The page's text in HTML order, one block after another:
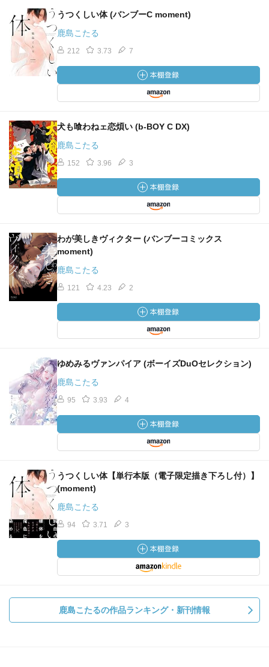
うつくしい体 (バンブーC moment)
鹿島こたる
212 3.73 7
犬も喰わねェ恋煩い (b-BOY C DX)
鹿島こたる
152 3.96 3
わが美しきヴィクター (バンブーコミックス
moment)
鹿島こたる
121 4.23 2
ゆめみるヴァンパイア (ボーイズDuOセレクション)
鹿島こたる
95 3.93 4
うつくしい体【単行本版（電子限定描き下ろし付）】
(moment)
鹿島こたる
94 3.71 3
鹿島こたるの作品ランキング・新刊情報